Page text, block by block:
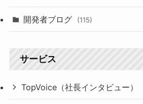
開発者ブログ (115)
サービス
TopVoice（社長インタビュー）